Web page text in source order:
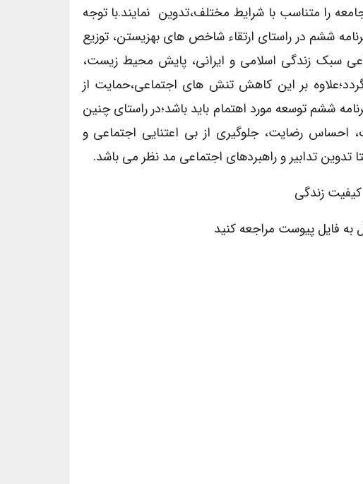
را متناسب با شرایط مختلف،تدوین نمایند.با توجه
ششم در راستای ارتقاء شاخص های بهزیستن، توزیع
سبک زندگی اسلامی و ایرانی، پایش محیط زیست،
بر این کاهش تنش های اجتماعی،حمایت از
ششم توسعه مورد اهتمام باید باشد؛در راستای چنین
احساس رضایت، جلوگیری از بی اعتنایی اجتماعی و
تدوین تدابیر و راهبردهای اجتماعی مد نظر می باشد.
کیفیت زندگی
به فایل پیوست مراجعه کنید